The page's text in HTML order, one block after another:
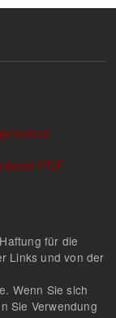
PDF
für die
Links und von der
Wenn Sie sich
Sie Verwendung